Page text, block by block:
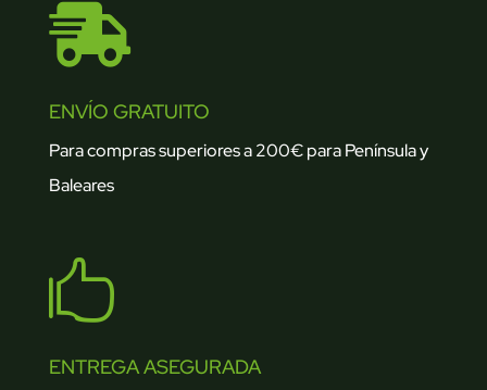

ENVÍO GRATUITO
Para compras superiores a 200€ para Península y
Baleares

ENTREGA ASEGURADA